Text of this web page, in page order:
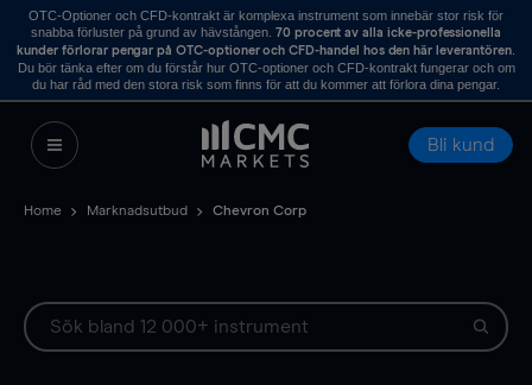
OTC-Optioner och CFD-kontrakt är komplexa instrument som innebär stor risk för
snabba förluster på grund av hävstången. 70 procent av alla icke-professionella
kunder förlorar pengar på OTC-optioner och CFD-handel hos den här leverantören.
Du bör tänka efter om du förstår hur OTC-optioner och CFD-kontrakt fungerar och om
du har råd med den stora risk som finns för att du kommer att förlora dina pengar.
Bli kund
Home Marknadsutbud Chevron Corp